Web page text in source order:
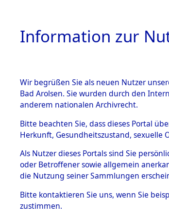
HOME
BESTÄNDE
Inhaftierungsdoku
mente
5. Verschiedenes
Todesmärsche
5.3.1 Alliierte
→
Information zur
Wir begrüßen Sie als neuen Nutzer
Bad Arolsen. Sie wurden durch den
anderem nationalen Archivrecht.
Bitte beachten Sie, dass dieses Portal
Herkunft, Gesundheitszustand,
Als Nutzer dieses Portals sind Sie
oder Betroffener sowie allgemein
die Nutzung seiner Sammlungen
Bitte kontaktieren Sie uns, wenn Sie
zustimmen.